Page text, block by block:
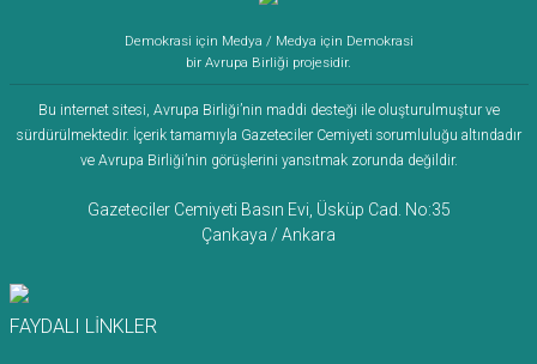
Demokrasi için Medya / Medya için Demokrasi
bir Avrupa Birliği projesidir.
Bu internet sitesi, Avrupa Birliği’nin maddi desteği ile oluşturulmuştur ve
sürdürülmektedir. İçerik tamamıyla Gazeteciler Cemiyeti sorumluluğu altındadır
ve Avrupa Birliği’nin görüşlerini yansıtmak zorunda değildir.
Gazeteciler Cemiyeti Basın Evi, Üsküp Cad. No:35
Çankaya / Ankara
FAYDALI LİNKLER